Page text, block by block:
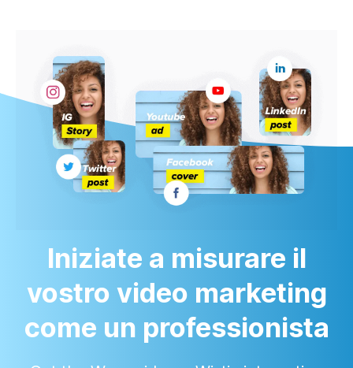
Iniziate a misurare il
vostro video marketing
come un professionista